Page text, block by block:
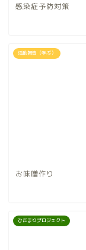
感染症予防対策
活動報告（学ぶ）
お味噌作り
ひだまりプロジェクト